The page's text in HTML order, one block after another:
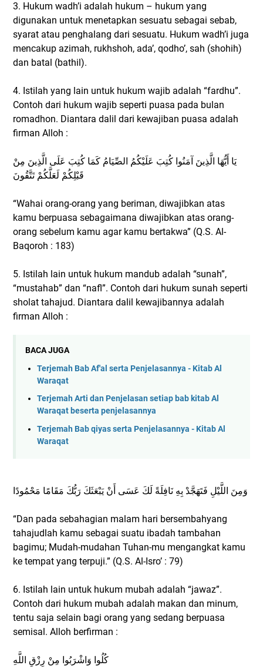
3. Hukum wadh’i adalah hukum – hukum yang
digunakan untuk menetapkan sesuatu sebagai sebab,
syarat atau penghalang dari sesuatu. Hukum wadh’i juga
mencakup azimah, rukhshoh, ada’, qodho’, sah (shohih)
dan batal (bathil).
4. Istilah yang lain untuk hukum wajib adalah “fardhu”.
Contoh dari hukum wajib seperti puasa pada bulan
romadhon. Diantara dalil dari kewajiban puasa adalah
firman Alloh :
يَا أَيُّهَا الَّذِينَ آمَنُوا كُتِبَ عَلَيْكُمُ الصِّيَامُ كَمَا كُتِبَ عَلَى الَّذِينَ مِنْ
قَبْلِكُمْ لَعَلَّكُمْ تَتَّقُونَ
“Wahai orang-orang yang beriman, diwajibkan atas
kamu berpuasa sebagaimana diwajibkan atas orang-
orang sebelum kamu agar kamu bertakwa” (Q.S. Al-
Baqoroh : 183)
5. Istilah lain untuk hukum mandub adalah “sunah”,
“mustahab” dan “nafl”. Contoh dari hukum sunah seperti
sholat tahajud. Diantara dalil kewajibannya adalah
firman Alloh :
BACA JUGA
Terjemah Bab Af'al serta Penjelasannya - Kitab Al
Waraqat
Terjemah Arti dan Penjelasan setiap bab kitab Al
Waraqat beserta penjelasannya
Terjemah Bab qiyas serta Penjelasannya - Kitab Al
Waraqat
وَمِنَ اللَّيْلِ فَتَهَجَّدْ بِهِ نَافِلَةً لَكَ عَسَى أَنْ يَبْعَثَكَ رَبُّكَ مَقَامًا مَحْمُودًا
“Dan pada sebahagian malam hari bersembahyang
tahajudlah kamu sebagai suatu ibadah tambahan
bagimu; Mudah-mudahan Tuhan-mu mengangkat kamu
ke tempat yang terpuji.” (Q.S. Al-Isro’ : 79)
6. Istilah lain untuk hukum mubah adalah “jawaz”.
Contoh dari hukum mubah adalah makan dan minum,
tentu saja selain bagi orang yang sedang berpuasa
semisal. Alloh berfirman :
كُلُوا وَاشْرَبُوا مِنْ رِزْقِ اللَّهِ